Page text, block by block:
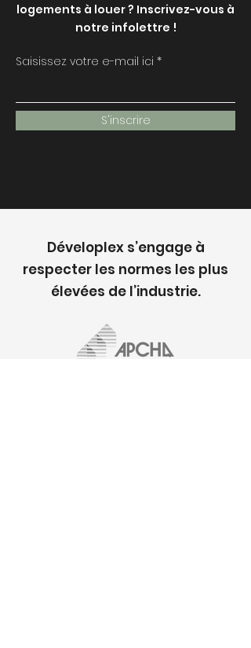
logements à louer ? Inscrivez-vous à
notre infolettre !
Saisissez votre e-mail ici
S'inscrire
Déveloplex s’engage à
respecter les normes les plus
élevées de l’industrie.